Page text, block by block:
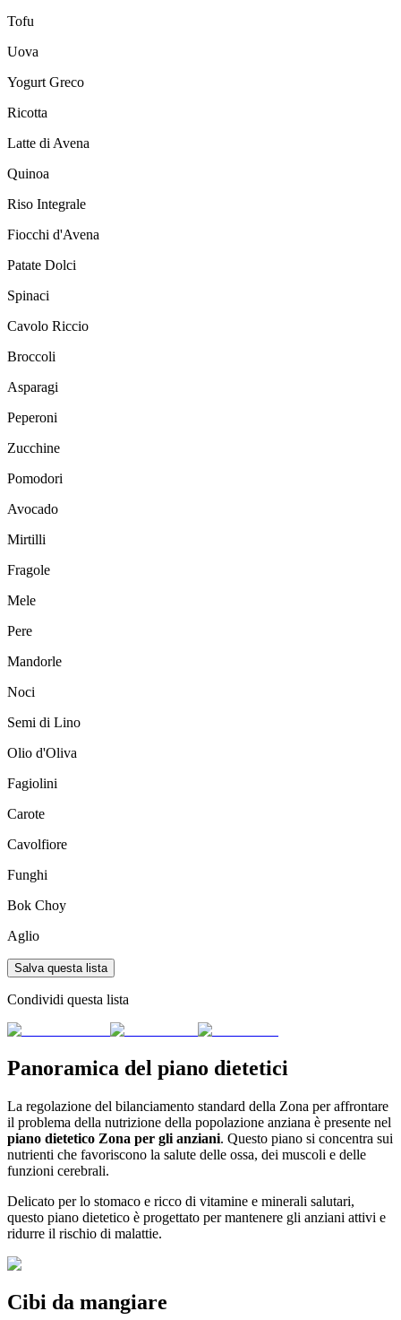
Tofu
Uova
Yogurt Greco
Ricotta
Latte di Avena
Quinoa
Riso Integrale
Fiocchi d'Avena
Patate Dolci
Spinaci
Cavolo Riccio
Broccoli
Asparagi
Peperoni
Zucchine
Pomodori
Avocado
Mirtilli
Fragole
Mele
Pere
Mandorle
Noci
Semi di Lino
Olio d'Oliva
Fagiolini
Carote
Cavolfiore
Funghi
Bok Choy
Aglio
Salva questa lista
Condividi questa lista
Panoramica del piano dietetici
La regolazione del bilanciamento standard della Zona per affrontare
il problema della nutrizione della popolazione anziana è presente nel
piano dietetico Zona per gli anziani. Questo piano si concentra sui
nutrienti che favoriscono la salute delle ossa, dei muscoli e delle
funzioni cerebrali.
Delicato per lo stomaco e ricco di vitamine e minerali salutari,
questo piano dietetico è progettato per mantenere gli anziani attivi e
ridurre il rischio di malattie.
Cibi da mangiare